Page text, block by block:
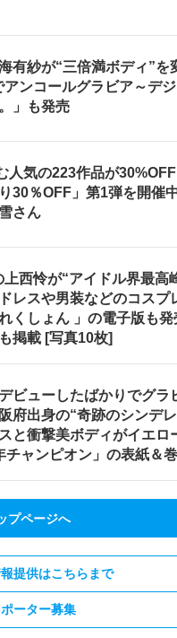
有紗が“三倍満ボディ”を
アンコールグラビア～デ
」も発売
人気の223作品が
30％OFF」第1弾を開催
さん
上西怜が“アイドル界最高
レスや男装などのコスプ
くしょん 」の電子版も
掲載 [写真10枚]
ビューしたばかりでグラ
府出身の“奇跡のシンデ
と衝撃美ボディがイエロ
チャンピオン」の表紙＆
プページへ
提供はこちらまで
ーター募集